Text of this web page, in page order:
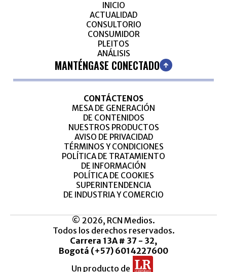
INICIO
ACTUALIDAD
CONSULTORIO
CONSUMIDOR
PLEITOS
ANÁLISIS
MANTÉNGASE CONECTADO
CONTÁCTENOS
MESA DE GENERACIÓN
DE CONTENIDOS
NUESTROS PRODUCTOS
AVISO DE PRIVACIDAD
TÉRMINOS Y CONDICIONES
POLÍTICA DE TRATAMIENTO
DE INFORMACIÓN
POLÍTICA DE COOKIES
SUPERINTENDENCIA
DE INDUSTRIA Y COMERCIO
© 2026, RCN Medios.
Todos los derechos reservados.
Carrera 13A # 37 - 32,
Bogotá (+57) 6014227600
Un producto de